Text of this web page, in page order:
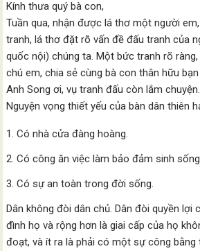
Kính thưa quý bà con,
Tuần qua, nhận được lá thơ một người
tranh, lá thơ đặt rõ vấn đề đấu tranh của
quốc nội) chúng ta. Một bức tranh rõ
chú em, chia sẻ cùng bà con thân hữu
Anh Song ơi, vụ tranh đấu còn lắm chuyện.
Nguyện vọng thiết yếu của bàn dân thiên
Có nhà cửa đàng hoàng.
Có công ăn việc làm bảo đảm sinh
Có sự an toàn trong đời sống.
Dân không đòi dân chủ. Dân đòi quyền lợi
đình họ và rộng hơn là giai cấp của họ
đoạt, và ít ra là phải có một sự công